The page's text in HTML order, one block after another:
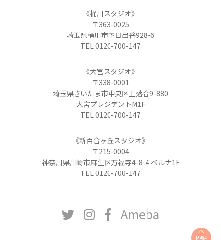
page
《桶川スタジオ》
〒363-0025
埼玉県桶川市下日出谷928-6
TEL 0120-700-147
《大宮スタジオ》
〒338-0001
埼玉県さいたま市中央区上落合9-880
大宮プレジデントM1F
TEL 0120-700-147
《新百合ヶ丘スタジオ》
〒215-0004
神奈川県川崎市麻生区万福寺4-8-4 ベルナ1F
TEL 0120-700-147
Ameba